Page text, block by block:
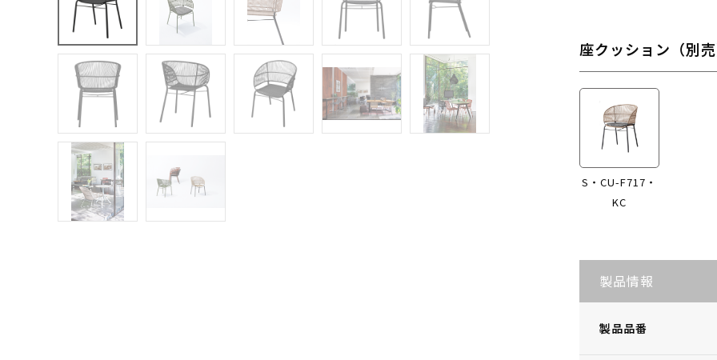
座クッション（別
S・CU-F717・
KC
製品情報
製品品番